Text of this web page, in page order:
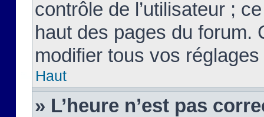
contrôle de l’utilisateur ;
haut des pages du forum.
modifier tous vos
Haut
» L’heure n’est pas